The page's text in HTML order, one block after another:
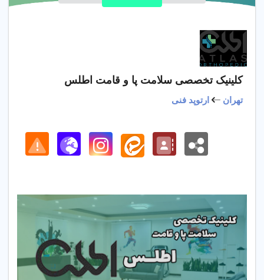
کلینیک تخصصی سلامت پا و قامت اطلس
تهران ارتوپد فنی